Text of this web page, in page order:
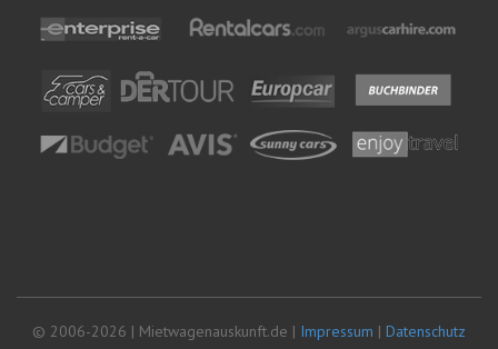
© 2006-2026 | Mietwagenauskunft.de | Impressum | Datenschutz